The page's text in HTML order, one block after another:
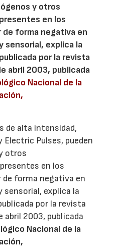
y otros
en los
forma negativa en
sensorial, explica la
por la revista
abril 2003, publicada
Nacional de la
de alta intensidad,
Electric Pulses, pueden
otros
en los
forma negativa en
explica la
por la revista
abril 2003, publicada
Nacional de la